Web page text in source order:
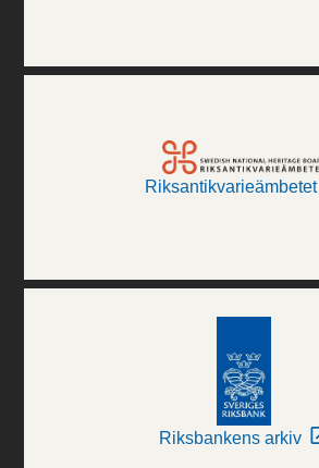
Riksantikvarieämbetet
Riksbankens arkiv